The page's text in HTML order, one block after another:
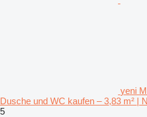
yeni
Dusche und WC kaufen – 3,83 m² |
5